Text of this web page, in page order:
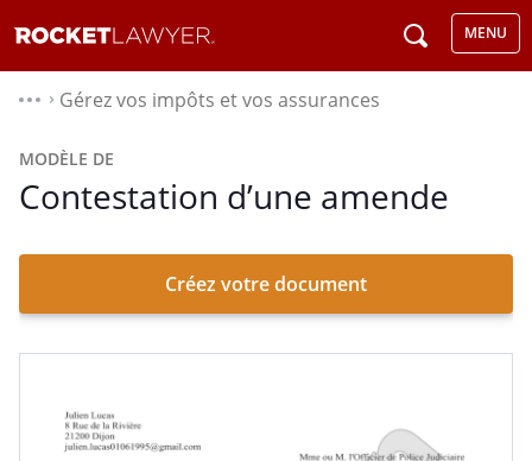
MENU
⌃ Gérez vos impôts et vos assurances
MODÈLE DE
Contestation d’une amende
Créez votre document